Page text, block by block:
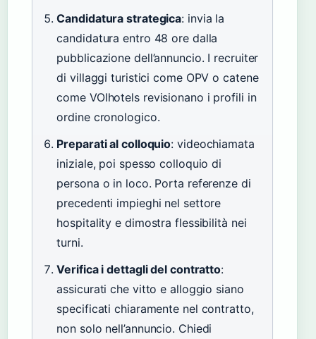
Candidatura strategica: invia la
candidatura entro 48 ore dalla
pubblicazione dell’annuncio. I recruiter
di villaggi turistici come OPV o catene
come VOIhotels revisionano i profili in
ordine cronologico.
Preparati al colloquio: videochiamata
iniziale, poi spesso colloquio di
persona o in loco. Porta referenze di
precedenti impieghi nel settore
hospitality e dimostra flessibilità nei
turni.
Verifica i dettagli del contratto:
assicurati che vitto e alloggio siano
specificati chiaramente nel contratto,
non solo nell’annuncio. Chiedi